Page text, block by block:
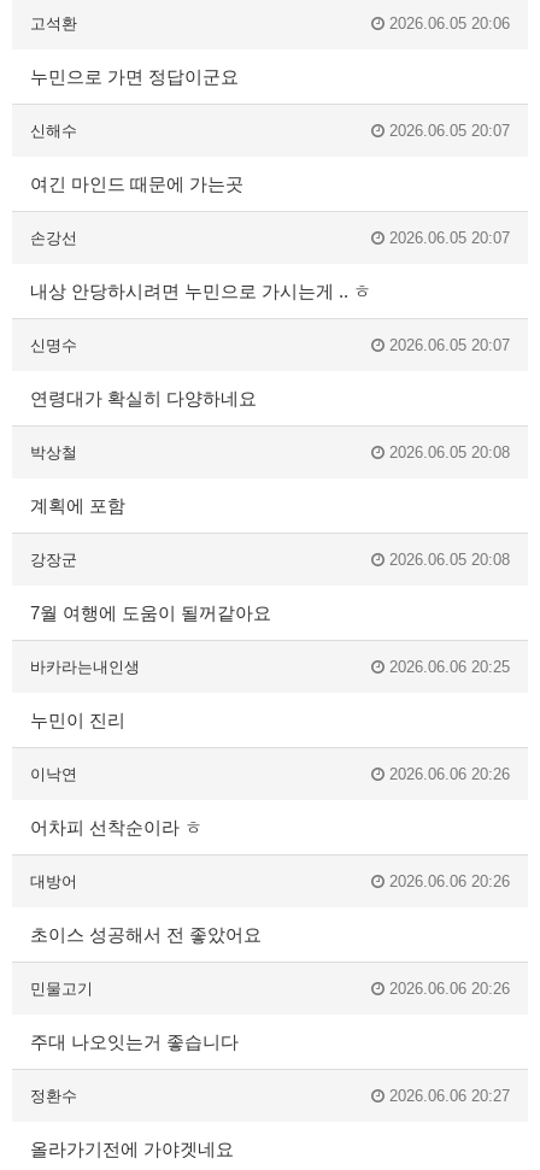
고석환 2026.06.05 20:06
누민으로 가면 정답이군요
신해수 2026.06.05 20:07
여긴 마인드 때문에 가는곳
손강선 2026.06.05 20:07
내상 안당하시려면 누민으로 가시는게 .. ㅎ
신명수 2026.06.05 20:07
연령대가 확실히 다양하네요
박상철 2026.06.05 20:08
계획에 포함
강장군 2026.06.05 20:08
7월 여행에 도움이 될꺼같아요
바카라는내인생 2026.06.06 20:25
누민이 진리
이낙연 2026.06.06 20:26
어차피 선착순이라 ㅎ
대방어 2026.06.06 20:26
초이스 성공해서 전 좋았어요
민물고기 2026.06.06 20:26
주대 나오잇는거 좋습니다
정환수 2026.06.06 20:27
올라가기전에 가야겟네요